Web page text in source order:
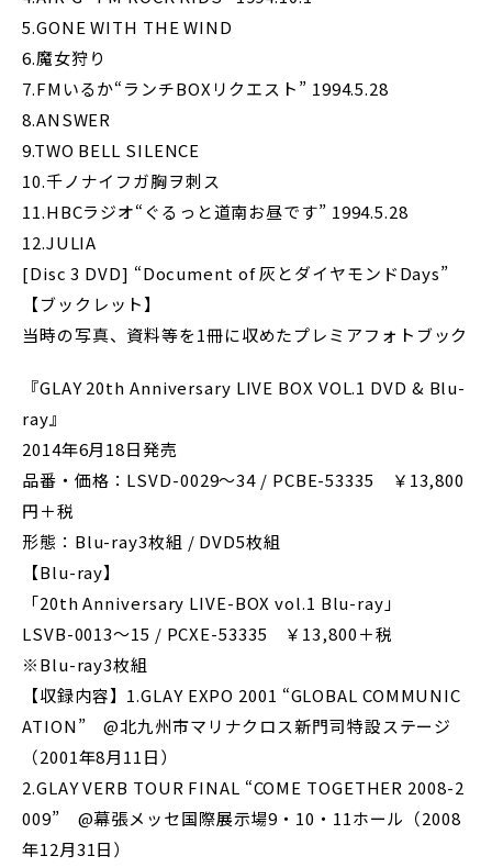
5.GONE WITH THE WIND
6.魔女狩り
7.FMいるか“ランチBOXリクエスト” 1994.5.28
8.ANSWER
9.TWO BELL SILENCE
10.千ノナイフガ胸ヲ刺ス
11.HBCラジオ“ぐるっと道南お昼です” 1994.5.28
12.JULIA
[Disc 3 DVD] “Document of 灰とダイヤモンドDays”
【ブックレット】
当時の写真、資料等を1冊に収めたプレミアフォトブック
『GLAY 20th Anniversary LIVE BOX VOL.1 DVD & Blu-
ray』
2014年6月18日発売
品番・価格：LSVD-0029～34 / PCBE-53335 ￥13,800
円＋税
形態：Blu-ray3枚組 / DVD5枚組
【Blu-ray】
「20th Anniversary LIVE-BOX vol.1 Blu-ray」
LSVB-0013～15 / PCXE-53335 ￥13,800＋税
※Blu-ray3枚組
【収録内容】1.GLAY EXPO 2001 “GLOBAL COMMUNIC
ATION” @北九州市マリナクロス新門司特設ステージ
（2001年8月11日）
2.GLAY VERB TOUR FINAL “COME TOGETHER 2008-2
009” @幕張メッセ国際展示場9・10・11ホール（2008
年12月31日）